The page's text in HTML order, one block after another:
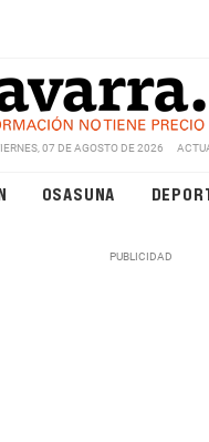
07 DE AGOSTO DE 2026
OSASUNA